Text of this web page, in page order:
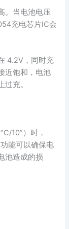
。当电池电压
充电芯片IC会
4.2V，同时充
近饱和，电池
充。
10”）时，
能可以确保电
池造成的损